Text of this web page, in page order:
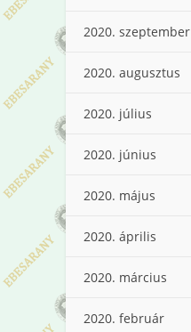
2020. szeptember
2020. augusztus
2020. július
2020. június
2020. május
2020. április
2020. március
2020. február